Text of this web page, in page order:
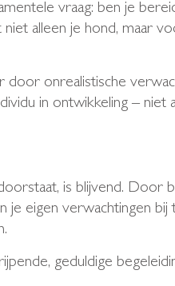
vraag: ben je
alleen je hond, maar
onrealistische
in ontwikkeling –
is blijvend. Door
eigen verwachtingen bij
geduldige